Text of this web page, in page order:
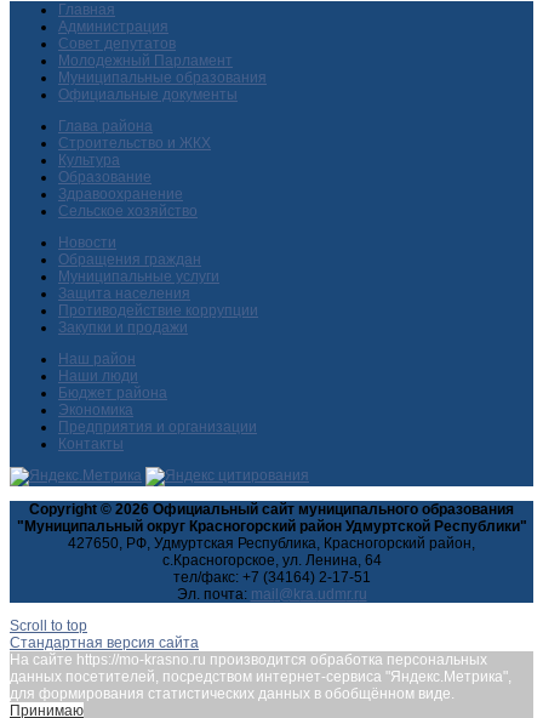
Главная
Администрация
Совет депутатов
Молодежный Парламент
Муниципальные образования
Официальные документы
Глава района
Строительство и ЖКХ
Культура
Образование
Здравоохранение
Сельское хозяйство
Новости
Обращения граждан
Муниципальные услуги
Защита населения
Противодействие коррупции
Закупки и продажи
Наш район
Наши люди
Бюджет района
Экономика
Предприятия и организации
Контакты
Copyright © 2026 Официальный сайт муниципального образования
"Муниципальный округ Красногорский район Удмуртской Республики"
427650, РФ, Удмуртская Республика, Красногорский район,
с.Красногорское, ул. Ленина, 64
тел/факс: +7 (34164) 2-17-51
Эл. почта:
Scroll to top
Стандартная версия сайта
На сайте https://mo-krasno.ru производится обработка персональных
данных посетителей, посредством интернет-сервиса "Яндекс.Метрика",
для формирования статистических данных в обобщённом виде.
Принимаю